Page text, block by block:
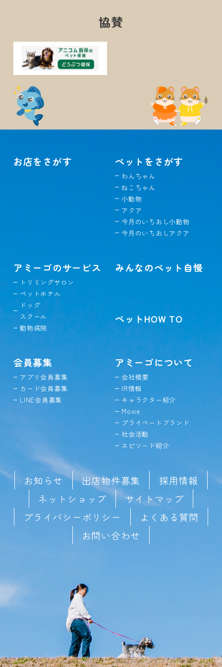
協賛
お店をさがす ペットをさがす
わんちゃん
ねこちゃん
小動物
アクア
今月のいちおし小動物
今月のいちおしアクア
アミーゴのサービス
トリミングサロン
ペットホテル
ドッグ
スクール
動物病院
みんなのペット自慢
ペットHOW TO
会員募集
アプリ会員募集
カード会員募集
LINE会員募集
アミーゴについて
会社概要
IR情報
キャラクター紹介
Movie
プライベートブランド
社会活動
エピソード紹介
お知らせ 出店物件募集
採用情報
ネットショップ
サイトマップ
プライバシーポリシー
よくある質問
お問い合わせ